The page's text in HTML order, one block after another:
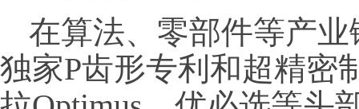
在算法、零部件等产
独家P齿形专利和超精密